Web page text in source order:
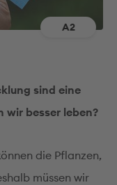
A2
sind eine
wir besser leben?
die Pflanzen,
müssen wir